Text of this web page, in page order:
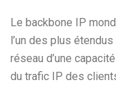
Le backbone IP
l’un des plus
réseau d’une
du trafic IP des